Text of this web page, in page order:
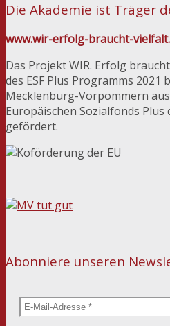
Die Akademie ist Träger
www.wir-erfolg-braucht-
Das Projekt WIR. Erfolg
des ESF Plus Programms 2021
Mecklenburg-Vorpommern
Europäischen Sozialfonds
gefördert.
Abonniere unseren